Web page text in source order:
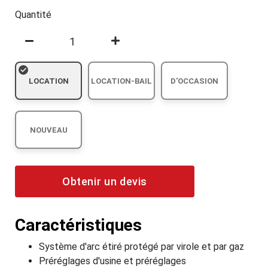
Quantité
LOCATION LOCATION-BAIL D'OCCASION
NOUVEAU
Obtenir un devis
Caractéristiques
Système d'arc étiré protégé par virole et par gaz
Préréglages d'usine et préréglages